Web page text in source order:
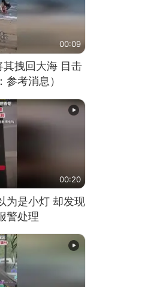
00:09
拽回大海 目击
考消息）
00:20
为是小灯 却发现
警处理